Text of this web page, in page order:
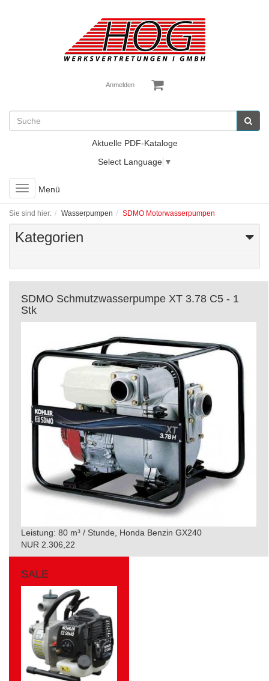
Anmelden
Aktuelle PDF-Kataloge
Select Language ▼
Toggle
navigation
Menü
Sie sind hier: Wasserpumpen SDMO Motorwasserpumpen
Kategorien
SDMO Schmutzwasserpumpe XT 3.78 C5 - 1
Stk
Leistung: 80 m³ / Stunde, Honda Benzin GX240
NUR 2.306,22
SALE